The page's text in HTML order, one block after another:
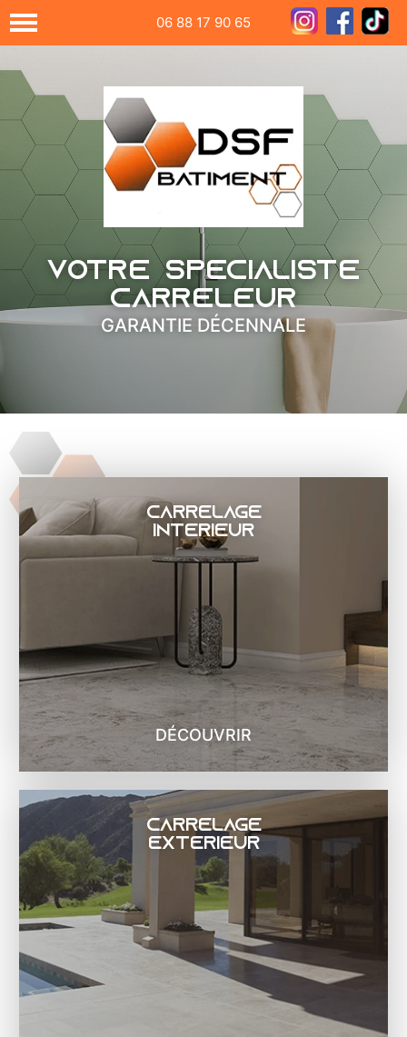
06 88 17 90 65
Votre spécialiste
carreleur
GARANTIE DÉCENNALE
Carrelage
intérieur
DÉCOUVRIR
Carrelage
extérieur